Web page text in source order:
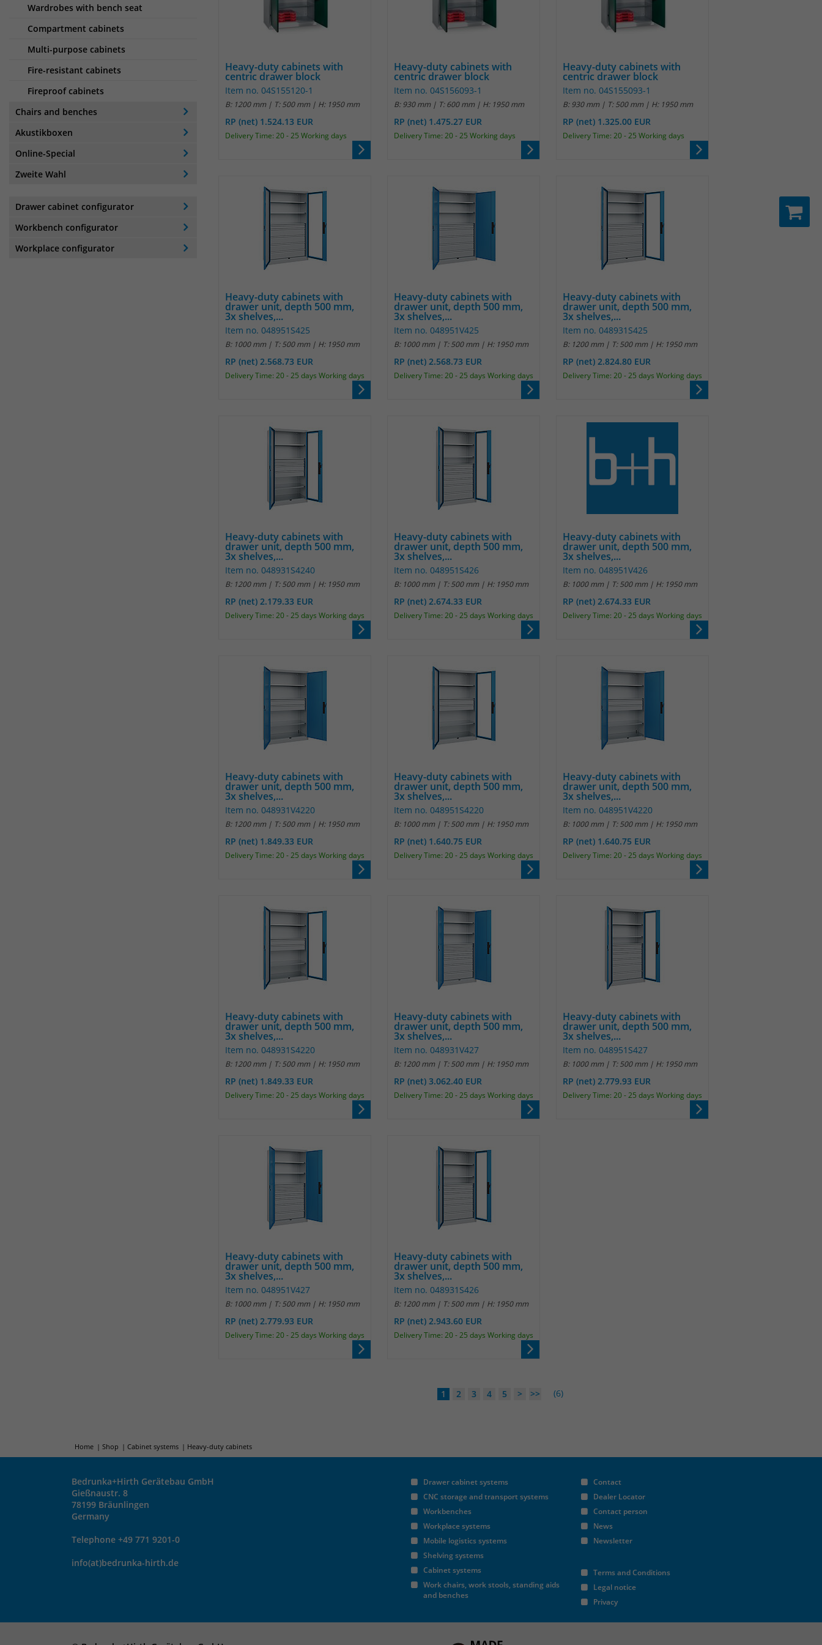
Wardrobes with bench seat
Compartment cabinets
Multi-purpose cabinets
Fire-resistant cabinets
Fireproof cabinets
Chairs and benches
Akustikboxen
Online-Special
Zweite Wahl
Drawer cabinet configurator
Workbench configurator
Workplace configurator
Heavy-duty cabinets with
centric drawer block
Item no. 04S155120-1
B: 1200 mm | T: 500 mm | H: 1950 mm
RP (net) 1.524.13 EUR
Delivery Time: 20 - 25 Working days
Heavy-duty cabinets with
centric drawer block
Item no. 04S156093-1
B: 930 mm | T: 600 mm | H: 1950 mm
RP (net) 1.475.27 EUR
Delivery Time: 20 - 25 Working days
Heavy-duty cabinets with
centric drawer block
Item no. 04S155093-1
B: 930 mm | T: 500 mm | H: 1950 mm
RP (net) 1.325.00 EUR
Delivery Time: 20 - 25 Working days
Heavy-duty cabinets with
drawer unit, depth 500 mm,
3x shelves,...
Item no. 048951S425
B: 1000 mm | T: 500 mm | H: 1950 mm
RP (net) 2.568.73 EUR
Delivery Time: 20 - 25 days Working days
Heavy-duty cabinets with
drawer unit, depth 500 mm,
3x shelves,...
Item no. 048951V425
B: 1000 mm | T: 500 mm | H: 1950 mm
RP (net) 2.568.73 EUR
Delivery Time: 20 - 25 days Working days
Heavy-duty cabinets with
drawer unit, depth 500 mm,
3x shelves,...
Item no. 048931S425
B: 1200 mm | T: 500 mm | H: 1950 mm
RP (net) 2.824.80 EUR
Delivery Time: 20 - 25 days Working days
Heavy-duty cabinets with
drawer unit, depth 500 mm,
3x shelves,...
Item no. 048931S4240
B: 1200 mm | T: 500 mm | H: 1950 mm
RP (net) 2.179.33 EUR
Delivery Time: 20 - 25 days Working days
Heavy-duty cabinets with
drawer unit, depth 500 mm,
3x shelves,...
Item no. 048951S426
B: 1000 mm | T: 500 mm | H: 1950 mm
RP (net) 2.674.33 EUR
Delivery Time: 20 - 25 days Working days
Heavy-duty cabinets with
drawer unit, depth 500 mm,
3x shelves,...
Item no. 048951V426
B: 1000 mm | T: 500 mm | H: 1950 mm
RP (net) 2.674.33 EUR
Delivery Time: 20 - 25 days Working days
Heavy-duty cabinets with
drawer unit, depth 500 mm,
3x shelves,...
Item no. 048931V4220
B: 1200 mm | T: 500 mm | H: 1950 mm
RP (net) 1.849.33 EUR
Delivery Time: 20 - 25 days Working days
Heavy-duty cabinets with
drawer unit, depth 500 mm,
3x shelves,...
Item no. 048951S4220
B: 1000 mm | T: 500 mm | H: 1950 mm
RP (net) 1.640.75 EUR
Delivery Time: 20 - 25 days Working days
Heavy-duty cabinets with
drawer unit, depth 500 mm,
3x shelves,...
Item no. 048951V4220
B: 1000 mm | T: 500 mm | H: 1950 mm
RP (net) 1.640.75 EUR
Delivery Time: 20 - 25 days Working days
Heavy-duty cabinets with
drawer unit, depth 500 mm,
3x shelves,...
Item no. 048931S4220
B: 1200 mm | T: 500 mm | H: 1950 mm
RP (net) 1.849.33 EUR
Delivery Time: 20 - 25 days Working days
Heavy-duty cabinets with
drawer unit, depth 500 mm,
3x shelves,...
Item no. 048931V427
B: 1200 mm | T: 500 mm | H: 1950 mm
RP (net) 3.062.40 EUR
Delivery Time: 20 - 25 days Working days
Heavy-duty cabinets with
drawer unit, depth 500 mm,
3x shelves,...
Item no. 048951S427
B: 1000 mm | T: 500 mm | H: 1950 mm
RP (net) 2.779.93 EUR
Delivery Time: 20 - 25 days Working days
Heavy-duty cabinets with
drawer unit, depth 500 mm,
3x shelves,...
Item no. 048951V427
B: 1000 mm | T: 500 mm | H: 1950 mm
RP (net) 2.779.93 EUR
Delivery Time: 20 - 25 days Working days
Heavy-duty cabinets with
drawer unit, depth 500 mm,
3x shelves,...
Item no. 048931S426
B: 1200 mm | T: 500 mm | H: 1950 mm
RP (net) 2.943.60 EUR
Delivery Time: 20 - 25 days Working days
1 2 3 4 5 > >> (6)
Home Shop Cabinet systems Heavy-duty cabinets
Bedrunka+Hirth Gerätebau GmbH
Gießnaustr. 8
78199 Bräunlingen
Germany
Telephone +49 771 9201-0
info(at)bedrunka-hirth.de
Drawer cabinet systems
CNC storage and transport systems
Workbenches
Workplace systems
Mobile logistics systems
Shelving systems
Cabinet systems
Work chairs, work stools, standing aids
and benches
Contact
Dealer Locator
Contact person
News
Newsletter
Terms and Conditions
Legal notice
Privacy
Enthält die gewählten Tracking-Optin-
Name
Laufzeit
Das Cookie wird von Matomo installiert. Das
Sitzungs- und Kampagnendaten zu
berechnen und die Nutzung der Website für
den Analysebericht der Website zu verfolgen.
zu, um eindeutige Besucher zu identifizieren.
Die Daten werde lokal auf unserem Server
gespeichert und sind damit externen
Unternehmen unzugänglich.
Anbieter
Laufzeit
Zweck
Das Cookie wird von Matomo instralliert. Das
Cookie wird verwendet, um Besucher-,
Sitzungs- und Kampagnendaten zu
berechnen und die Nutzung der Website für
Die Cookies speichern Informationen anonym
und weisen eine randoly generierte Nummer
zu, um eindeutige Besucher zu identifizieren.
Die Daten werde lokal auf unserem Server
gespeichert und sind damit externen
Unternehmen unzugänglich.
Name
Laufzeit
Das Cookie wird genutzt um temporär
Session Daten zu speichern
Name
Anbieter
Laufzeit
Session Daten zu speichern
Name
Anbieter
30 Minuten
Session Daten zu speichern
Name
Anbieter
Zweck
Das Cookie wird gesetzt um zu überprüfen
ob der Browser erlaubt Cookies zu setzen. Es
wird direkt nach demTest wieder gelöscht.